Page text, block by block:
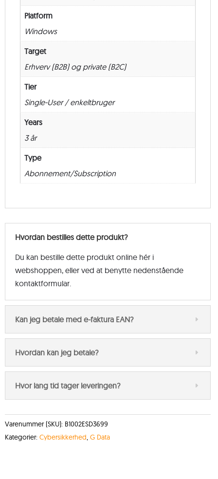
antal
Platform
Windows
Target
Erhverv (B2B) og private (B2C)
Tier
Single-User / enkeltbruger
Years
3 år
Type
Abonnement/Subscription
Hvordan bestilles dette produkt?
Du kan bestille dette produkt online hér i
webshoppen, eller ved at benytte nedenstående
kontaktformular.
Kan jeg betale med e-faktura EAN?
Hvordan kan jeg betale?
Hvor lang tid tager leveringen?
Varenummer (SKU): B1002ESD3699
Kategorier: Cybersikkerhed, G Data